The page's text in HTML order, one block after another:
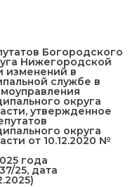
Богородского
Нижегородской
изменений в
службе в
округа
утвержденное
округа
от 10.12.2020 №
года
25, дата